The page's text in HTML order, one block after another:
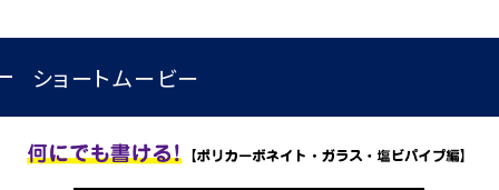
かく、がスキ English
ショートムービー